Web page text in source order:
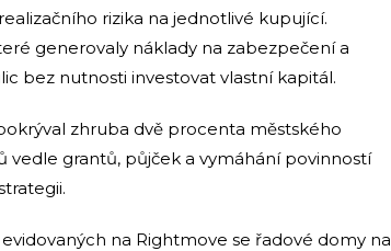
rizika na jednotlivé kupující.
generovaly náklady na zabezpečení a
bez nutnosti investovat vlastní kapitál.
zhruba dvě procenta městského
vedle grantů, půjček a vymáhání povinností
evidovaných na Rightmove se řadové domy na